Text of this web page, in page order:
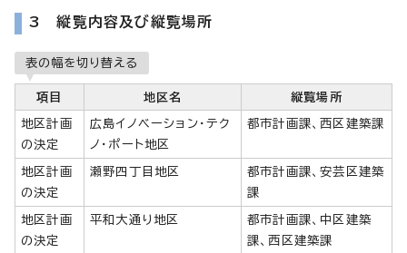
3 縦覧内容及び縦覧場所
表の幅を切り替える
項目 地区名 縦覧場所
地区計画
の決定
広島イノベーション・テク
ノ・ポート地区
都市計画課、西区建築課
地区計画
の決定
瀬野四丁目地区
都市計画課、安芸区建築
課
地区計画
の決定
平和大通り地区
都市計画課、中区建築
課、西区建築課